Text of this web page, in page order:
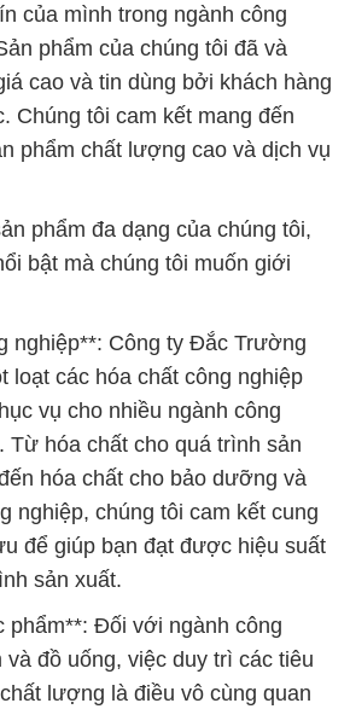
của mình trong ngành công
phẩm của chúng tôi đã và
cao và tin dùng bởi khách hàng
Chúng tôi cam kết mang đến
phẩm chất lượng cao và dịch vụ
phẩm đa dạng của chúng tôi,
bật mà chúng tôi muốn giới
nghiệp**: Công ty Đắc Trường
loạt các hóa chất công nghiệp
vụ cho nhiều ngành công
Từ hóa chất cho quá trình sản
hóa chất cho bảo dưỡng và
nghiệp, chúng tôi cam kết cung
để giúp bạn đạt được hiệu suất
sản xuất.
phẩm**: Đối với ngành công
đồ uống, việc duy trì các tiêu
lượng là điều vô cùng quan